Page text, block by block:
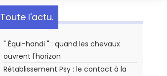
Toute l'actu.
" Équi-handi " : quand les chevaux
ouvrent l'horizon
Rétablissement Psy : le contact à la